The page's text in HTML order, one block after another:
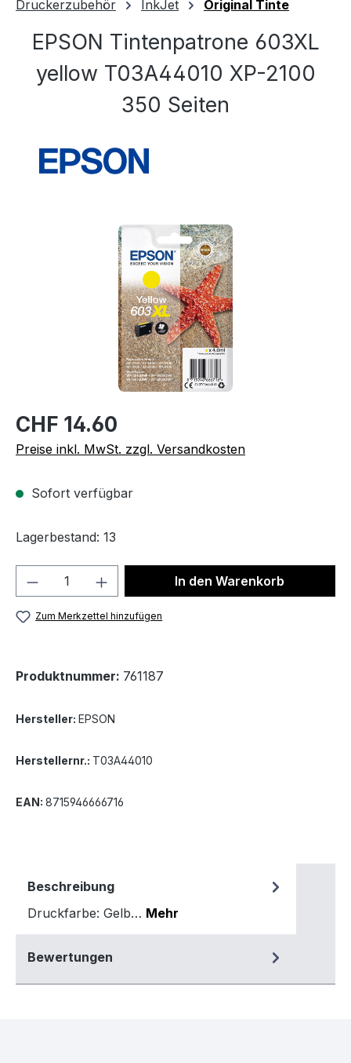
Druckerzubehör InkJet Original Tinte
EPSON Tintenpatrone 603XL
yellow T03A44010 XP-2100
350 Seiten
Bildergalerie überspringen
CHF 14.60
Preise inkl. MwSt. zzgl. Versandkosten
Sofort verfügbar
Lagerbestand: 13
Produkt Anzahl: Gib denIn den Warenkorb
Zum Merkzettel hinzufügen
Produktnummer: 761187
Hersteller: EPSON
Herstellernr.: T03A44010
EAN: 8715946666716
Beschreibung
Druckfarbe: Gelb… Mehr
Bewertungen